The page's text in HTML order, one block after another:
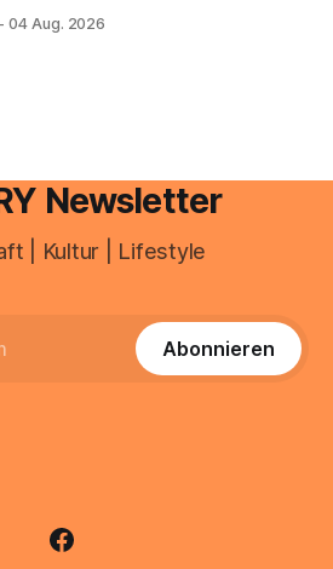
über das Vodafone E-Mail & Cloud
04 Aug. 2026
Newsletter
| Kultur | Lifestyle
Abonnieren